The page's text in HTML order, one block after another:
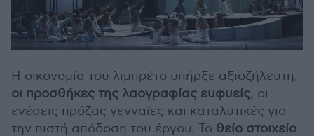
Η οικονομία του λιμπρέτο υπήρξε αξιοζήλευτη,
οι προσθήκες της λαογραφίας ευφυείς, οι
ενέσεις πρόζας γενναίες και καταλυτικές για
την πιστή απόδοση του έργου. Το θείο στοιχείο